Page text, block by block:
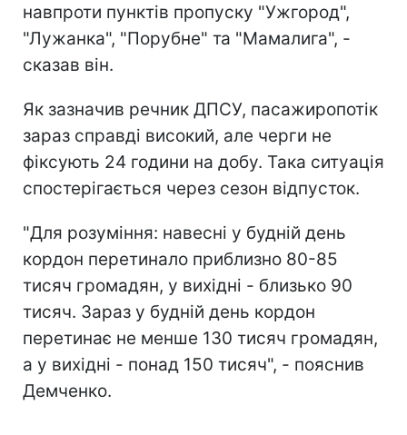
навпроти пунктів пропуску "Ужгород",
"Лужанка", "Порубне" та "Мамалига", -
сказав він.
Як зазначив речник ДПСУ, пасажиропотік
зараз справді високий, але черги не
фіксують 24 години на добу. Така ситуація
спостерігається через сезон відпусток.
"Для розуміння: навесні у будній день
кордон перетинало приблизно 80-85
тисяч громадян, у вихідні - близько 90
тисяч. Зараз у будній день кордон
перетинає не менше 130 тисяч громадян,
а у вихідні - понад 150 тисяч", - пояснив
Демченко.